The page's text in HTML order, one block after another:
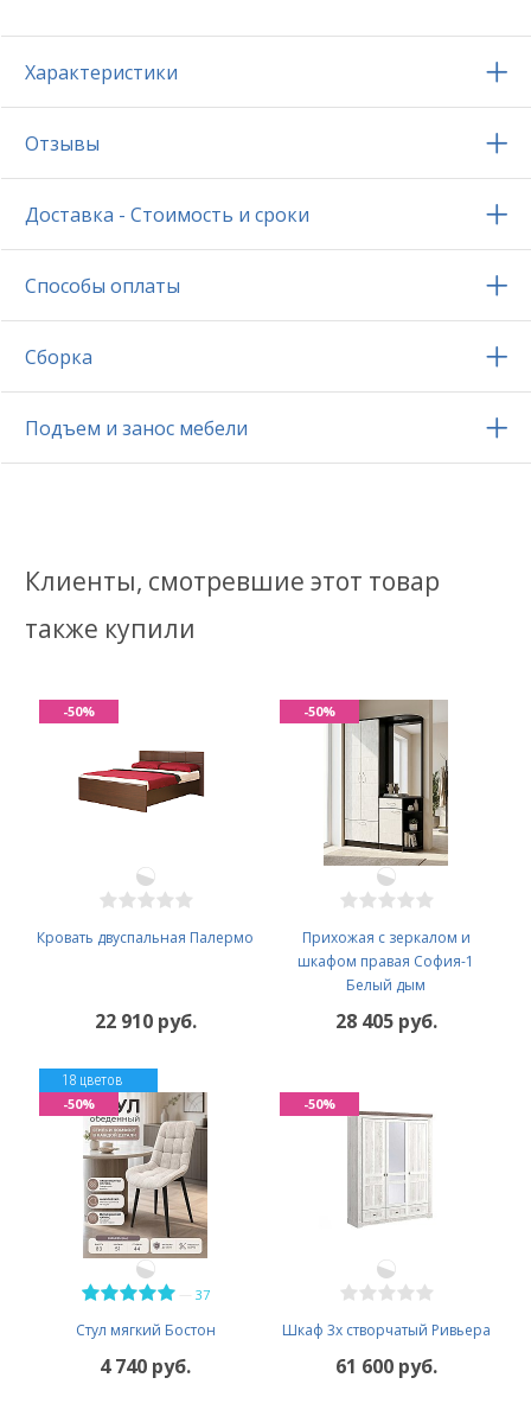
Характеристики
Отзывы
Доставка - Стоимость и сроки
Способы оплаты
Сборка
Подъем и занос мебели
Клиенты, смотревшие этот товар
также купили
Кровать двуспальная Палермо
22 910 руб.
-50%
Прихожая с зеркалом и
шкафом правая София-1
Белый дым
28 405 руб.
-50%
37
Стул мягкий Бостон
18 цветов
4 740 руб.
-50%
Шкаф 3х створчатый Ривьера
61 600 руб.
-50%